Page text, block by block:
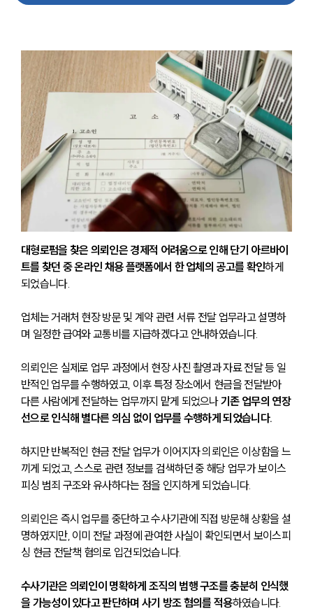
대형로펌을 찾은 의뢰인은 경제적 어려움으로 인해 단기 아르바이
트를 찾던 중 온라인 채용 플랫폼에서 한 업체의 공고를 확인하게
되었습니다.
업체는 거래처 현장 방문 및 계약 관련 서류 전달 업무라고 설명하
며 일정한 급여와 교통비를 지급하겠다고 안내하였습니다.
의뢰인은 실제로 업무 과정에서 현장 사진 촬영과 자료 전달 등 일
반적인 업무를 수행하였고, 이후 특정 장소에서 현금을 전달받아
다른 사람에게 전달하는 업무까지 맡게 되었으나 기존 업무의 연장
선으로 인식해 별다른 의심 없이 업무를 수행하게 되었습니다.
하지만 반복적인 현금 전달 업무가 이어지자 의뢰인은 이상함을 느
끼게 되었고, 스스로 관련 정보를 검색하던 중 해당 업무가 보이스
피싱 범죄 구조와 유사하다는 점을 인지하게 되었습니다.
의뢰인은 즉시 업무를 중단하고 수사기관에 직접 방문해 상황을 설
명하였지만, 이미 전달 과정에 관여한 사실이 확인되면서 보이스피
싱 현금 전달책 혐의로 입건되었습니다.
수사기관은 의뢰인이 명확하게 조직의 범행 구조를 충분히 인식했
을 가능성이 있다고 판단하며 사기 방조 혐의를 적용하였습니다.